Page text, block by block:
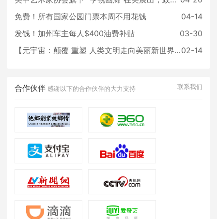
免费！所有国家公园门票本周不用花钱
04-14
发钱！加州车主每人$400油费补贴
03-30
【元宇宙：颠覆 重塑 人类文明走向美丽新世界】元宇宙“实境论坛”元宵节重磅上线！02-14
合作伙伴 感谢以下的合作伙伴的大力支持 联系我们